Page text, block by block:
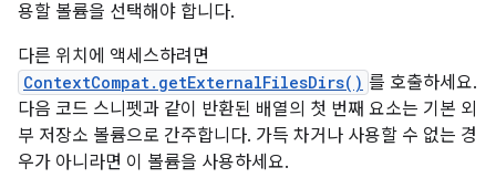
용할 볼륨을 선택해야 합니다.
다른 위치에 액세스하려면
ContextCompat.getExternalFilesDirs() 를 호출하세요.
다음 코드 스니펫과 같이 반환된 배열의 첫 번째 요소는 기본 외
부 저장소 볼륨으로 간주합니다. 가득 차거나 사용할 수 없는 경
우가 아니라면 이 볼륨을 사용하세요.